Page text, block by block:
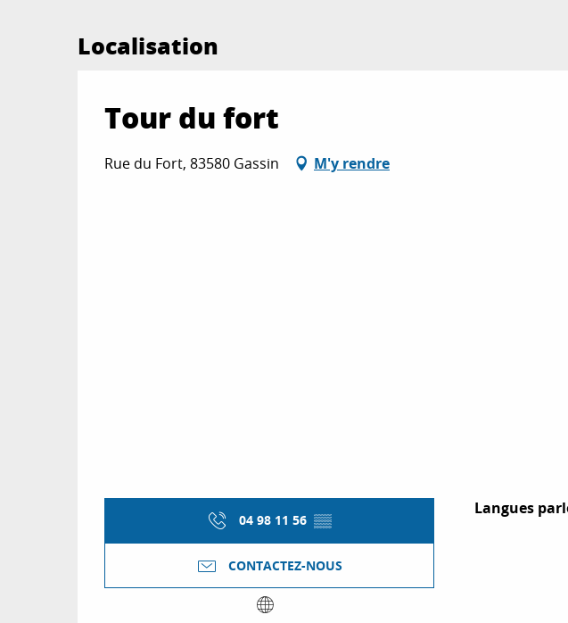
Localisation
Tour du fort
Rue du Fort, 83580 Gassin M'y rendre
04 98 11 56 ▒▒
CONTACTEZ-NOUS
Langues
Langues